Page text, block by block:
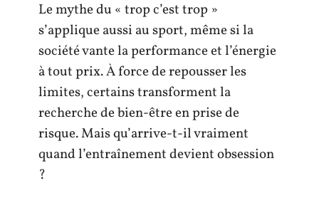
Le mythe du « trop c’est trop »
s’applique aussi au sport, même si la
société vante la performance et l’énergie
à tout prix. À force de repousser les
limites, certains transforment la
recherche de bien-être en prise de
risque. Mais qu’arrive-t-il vraiment
quand l’entraînement devient obsession
?